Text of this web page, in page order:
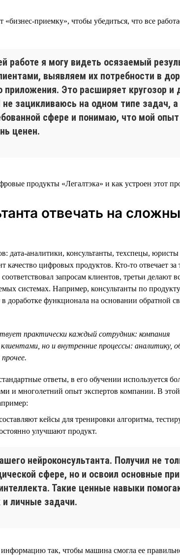
приемку», чтобы убедиться, что все
работе я могу видеть осязаемый
выявляем их потребности в
приложения. Это расширяет кругозор и
не зацикливаюсь на одном типе задач, а
сфере и понимаю, что мой опыт
ценен.
отвечать на
дата-аналитики, консультанты, техспецы,
качество цифровых продуктов. Кто-то отвечает за
запросам клиентов, третьи делают
системах. Например, консультанты по
доработке функционала на основании обратной
практически каждый сотрудник: компания
но и внутренние процессы: аналитику,
ответы, в его обучении используется
и многолетний опыт экспертов компании. В этой
кейсы для тренировки алгоритма,
улучшают продукт.
нейроконсультанта. Получил не
сфере, но и освоил основные
Такие ценные навыки
личные задачи.
так, чтобы машина смогла ее